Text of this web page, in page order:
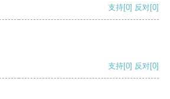
支持[0] 反对[0]
支持[0] 反对[0]